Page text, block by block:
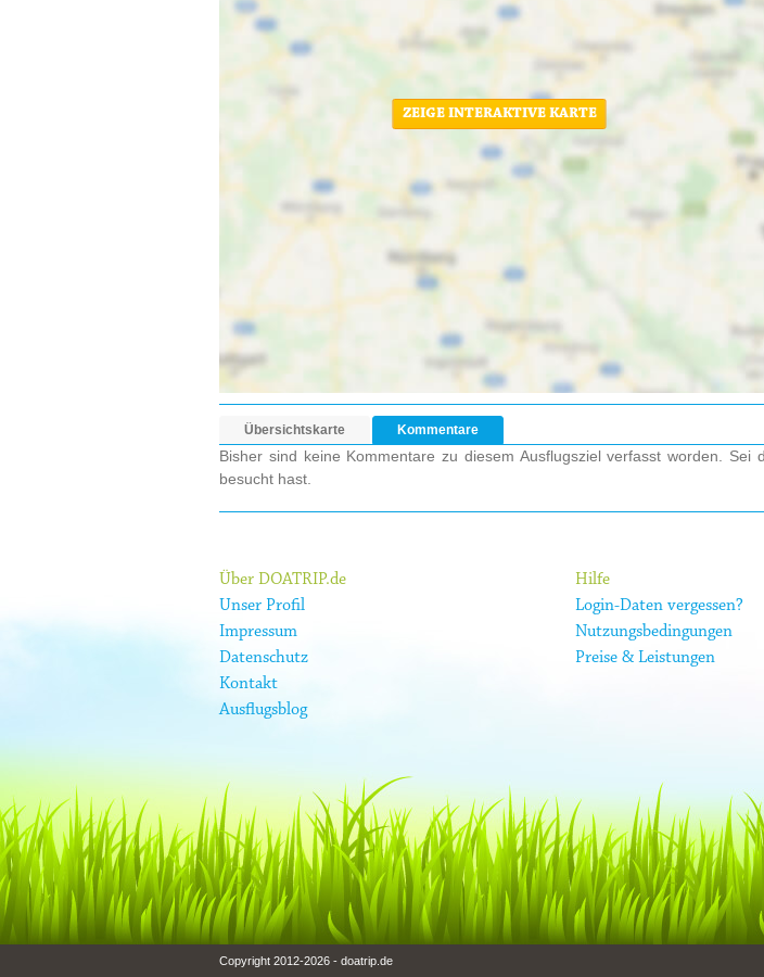
ZEIGE INTERAKTIVE KARTE
Übersichtskarte Kommentare
Bisher sind keine Kommentare zu diesem Ausflugsziel verfasst worden.
besucht hast.
Über DOATRIP.de
Unser Profil
Impressum
Datenschutz
Kontakt
Ausflugsblog
Hilfe
Login-Daten vergessen?
Nutzungsbedingungen
Preise & Leistungen
Copyright 2012-2026 - doatrip.de